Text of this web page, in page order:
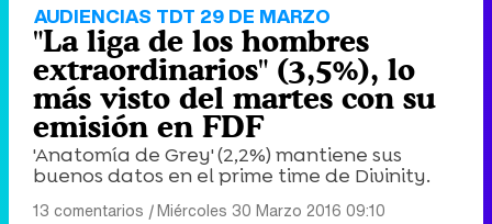
AUDIENCIAS TDT 29 DE MARZO
"La liga de los hombres
extraordinarios" (3,5%), lo
más visto del martes con su
emisión en FDF
'Anatomía de Grey' (2,2%) mantiene sus
buenos datos en el prime time de Divinity.
13 comentarios |Miércoles 30 Marzo 2016 09:10